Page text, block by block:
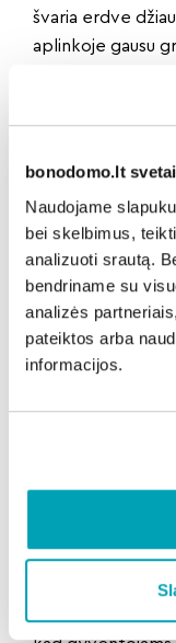
bonodomo.lt
Naudojame
bei skelbimus,
analizuoti srautą.
bendriname su
analizės
pateiktos arba
informacijos.
švaria erdve
aplinkoje gausu
sveikatai.
nevalomų
naudoti visą
Siurbliavimo ir
efektyviausia
Čijunskas.
Kaina nesikandžioja
Siurbliavimo
gyventojų. Visgi
kaip ir dėl kitų
Siurbliavimo
kai tam pritaria